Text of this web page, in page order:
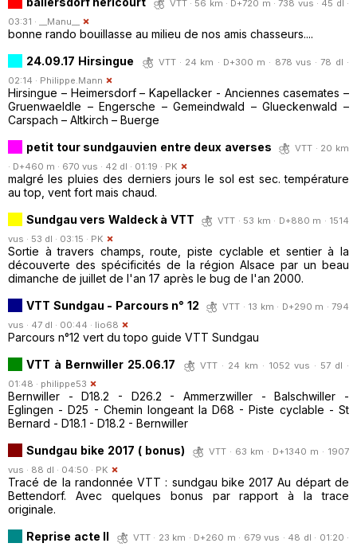
VTT · 56 km · D+720 m · 738 vus · 45 dl ·
03:31 ·
__Manu__
bonne rando bouillasse au milieu de nos amis chasseurs....
24.09.17 Hirsingue
VTT · 24 km · D+300 m · 878 vus · 78 dl ·
02:14 · Philippe.Mann
Hirsingue – Heimersdorf – Kapellacker - Anciennes casemates –
Gruenwaeldle – Engersche – Gemeindwald – Glueckenwald –
Carspach – Altkirch – Buerge
petit tour sundgauvien entre deux averses
VTT · 20 km
· D+460 m · 670 vus · 42 dl · 01:19 · PK
malgré les pluies des derniers jours le sol est sec. température
au top, vent fort mais chaud.
Sundgau vers Waldeck à VTT
VTT · 53 km · D+880 m · 1514
vus · 53 dl · 03:15 · PK
Sortie à travers champs, route, piste cyclable et sentier à la
découverte des spécificités de la région Alsace par un beau
dimanche de juillet de l'an 17 après le bug de l'an 2000.
VTT Sundgau - Parcours n° 12
VTT · 13 km · D+290 m · 794
vus · 47 dl · 00:44 · lio68
Parcours n°12 vert du topo guide VTT Sundgau
VTT à Bernwiller 25.06.17
VTT · 24 km · 1052 vus · 57 dl ·
01:48 · philippe53
Bernwiller - D18.2 - D26.2 - Ammerzwiller - Balschwiller -
Eglingen - D25 - Chemin longeant la D68 - Piste cyclable - St
Bernard - D18.1 - D18.2 - Bernwiller
Sundgau bike 2017 ( bonus)
VTT · 63 km · D+1340 m · 1907
vus · 88 dl · 04:50 · PK
Tracé de la randonnée VTT : sundgau bike 2017 Au départ de
Bettendorf. Avec quelques bonus par rapport à la trace
originale.
Reprise acte II
VTT · 23 km · D+260 m · 679 vus · 48 dl · 01:20 ·